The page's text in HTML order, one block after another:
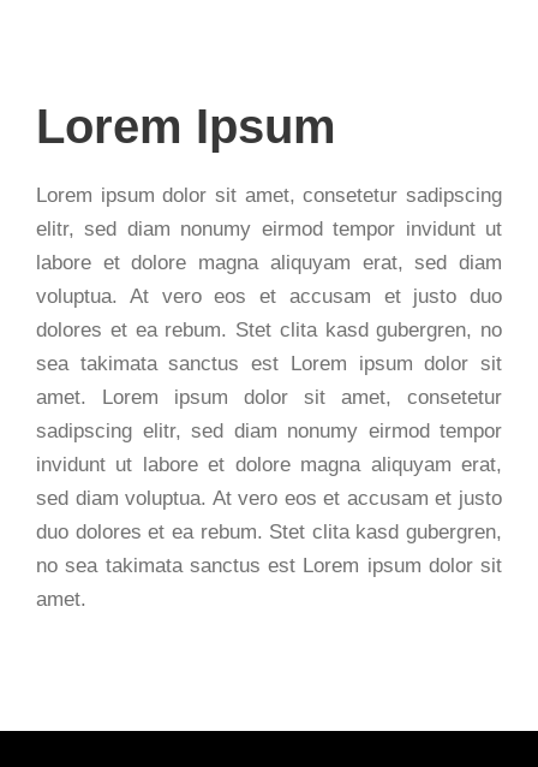
Lorem Ipsum
Lorem ipsum dolor sit amet, consetetur sadipscing
elitr, sed diam nonumy eirmod tempor invidunt ut
labore et dolore magna aliquyam erat, sed diam
voluptua. At vero eos et accusam et justo duo
dolores et ea rebum. Stet clita kasd gubergren, no
sea takimata sanctus est Lorem ipsum dolor sit
amet. Lorem ipsum dolor sit amet, consetetur
sadipscing elitr, sed diam nonumy eirmod tempor
invidunt ut labore et dolore magna aliquyam erat,
sed diam voluptua. At vero eos et accusam et justo
duo dolores et ea rebum. Stet clita kasd gubergren,
no sea takimata sanctus est Lorem ipsum dolor sit
amet.